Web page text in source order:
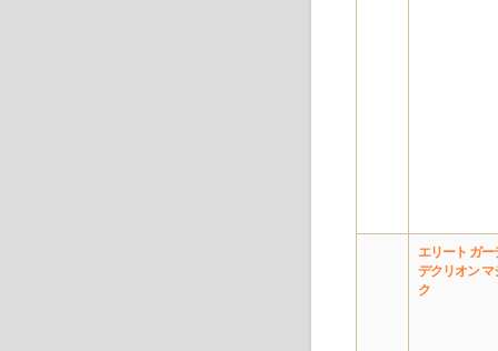
エリート ガー
デクリオン マ
ク